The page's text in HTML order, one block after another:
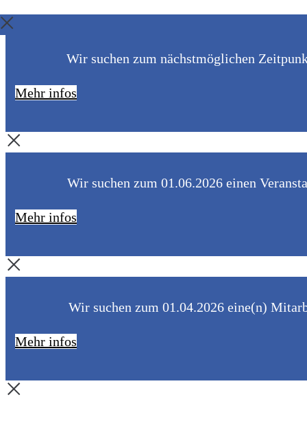
Wir suchen zum nächstmöglichen
Mehr infos
Wir suchen zum 01.06.2026 einen
Mehr infos
Wir suchen zum 01.04.2026 eine(n)
Mehr infos